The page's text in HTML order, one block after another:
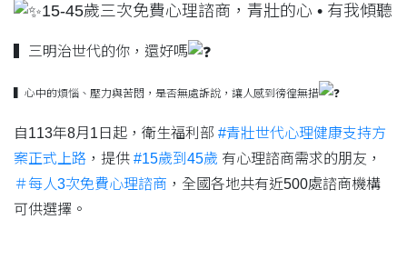
15-45歲三次免費心理諮商，青壯的心 • 有我傾聽
▍三明治世代的你，還好嗎
▍心中的煩惱、壓力與苦悶，是否無處訴說，讓人感到徬徨無措
自113年8月1日起，衛生福利部 #青壯世代心理健康支持方
案正式上路 ，提供 #15歲到45歲 有心理諮商需求的朋友，
＃每人3次免費心理諮商 ，全國各地共有近500處諮商機構
可供選擇。